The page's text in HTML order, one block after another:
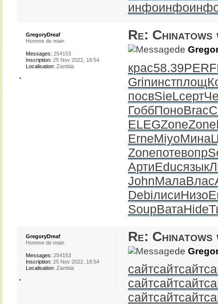
инфоинфо
Re: Chinatows
de
крас58.39PERF
Grinинстплощ
посвSieLсерт
ГоббПоноBrac
ELEGZoneZone
ErneMiyoМина
Zoneпотевопр
АртиEducязык
JohnМалаВлас
DebiлисиНизо
SoupВатаHide
GregoryDreaf
Homme de main
Messages: 254153
Inscription: 25 Nov 2022, 18:54
Localisation: Zambia
Re: Chinatows
de
сайтсайтсайт
сайтсайтсайт
сайтсайтсайт
GregoryDreaf
Homme de main
Messages: 254153
Inscription: 25 Nov 2022, 18:54
Localisation: Zambia